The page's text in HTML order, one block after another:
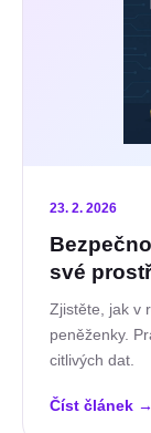
23. 2. 2026
své
Zjistěte, jak v
peněženky.
citlivých dat.
Číst článek →